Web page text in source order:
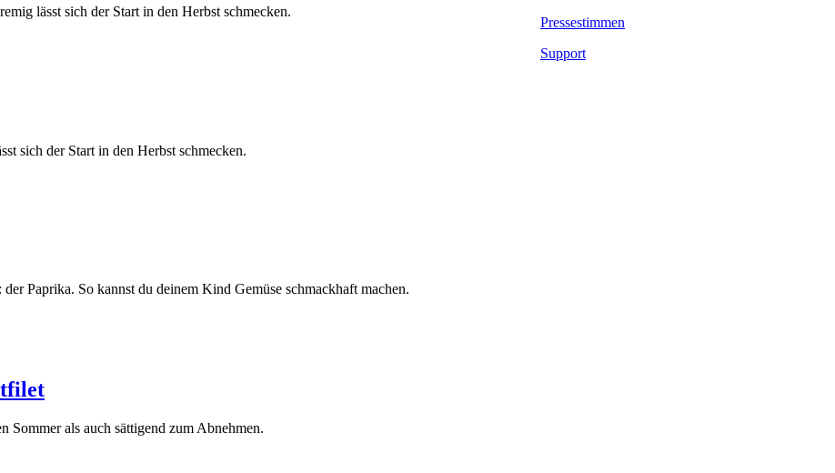
lässt sich der Start in den Herbst schmecken.
sich der Start in den Herbst schmecken.
Paprika. So kannst du deinem Kind Gemüse schmackhaft machen.
Sommer als auch sättigend zum Abnehmen.
Pressestimmen
Support